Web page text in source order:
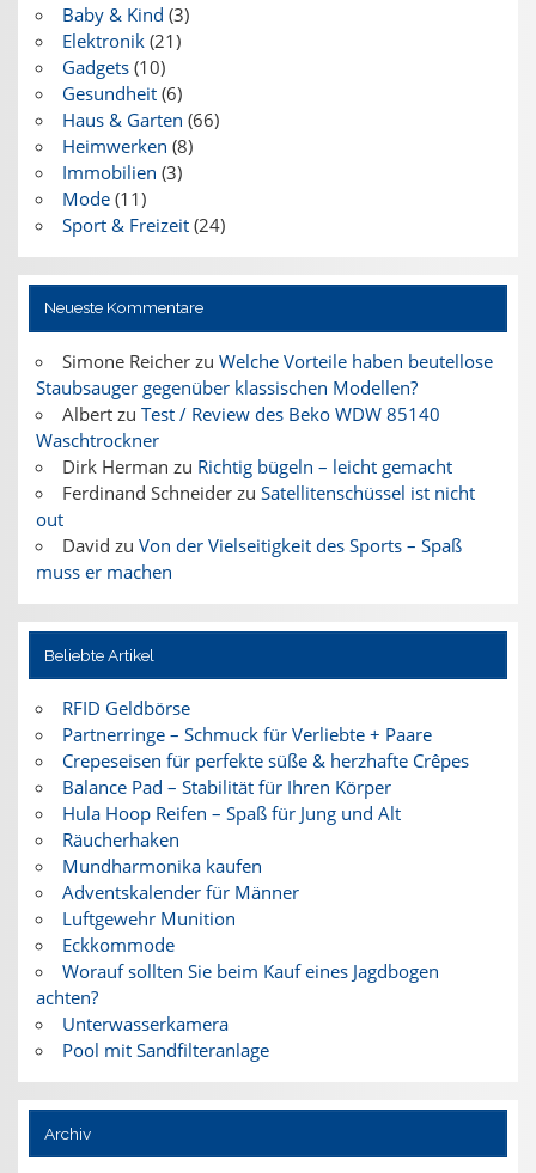
Baby & Kind (3)
Elektronik(21)
Gadgets(10)
Gesundheit(6)
Haus & Garten (66)
Heimwerken (8)
Immobilien (3)
Mode(11)
Sport & Freizeit(24)
Neueste Kommentare
Simone Reicherzu Welche Vorteile haben beutellose
Staubsauger gegenüber klassischen Modellen?
Albertzu Test / Review des Beko WDW 85140
Waschtrockner
Dirk Herman zu Richtig bügeln – leicht gemacht
Ferdinand Schneiderzu Satellitenschüssel ist nicht
out
David zu Von der Vielseitigkeit des Sports – Spaß
muss er machen
Beliebte Artikel
RFID Geldbörse
Partnerringe – Schmuck für Verliebte + Paare
Crepeseisen für perfekte süße & herzhafte Crêpes
Balance Pad – Stabilität für Ihren Körper
Hula Hoop Reifen – Spaß für Jung und Alt
Räucherhaken
Mundharmonika kaufen
Adventskalender für Männer
Luftgewehr Munition
Eckkommode
Worauf sollten Sie beim Kauf eines Jagdbogen
achten?
Unterwasserkamera
Pool mit Sandfilteranlage
Archiv